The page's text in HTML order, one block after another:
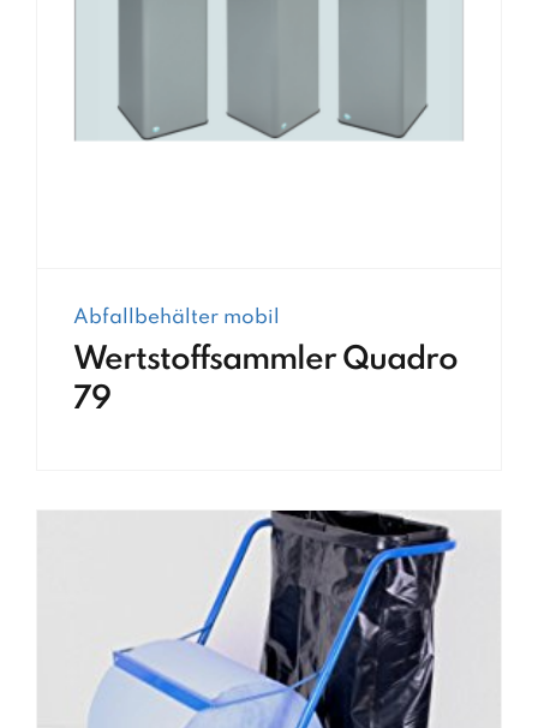
Abfallbehälter mobil
Wertstoffsammler Quadro
79